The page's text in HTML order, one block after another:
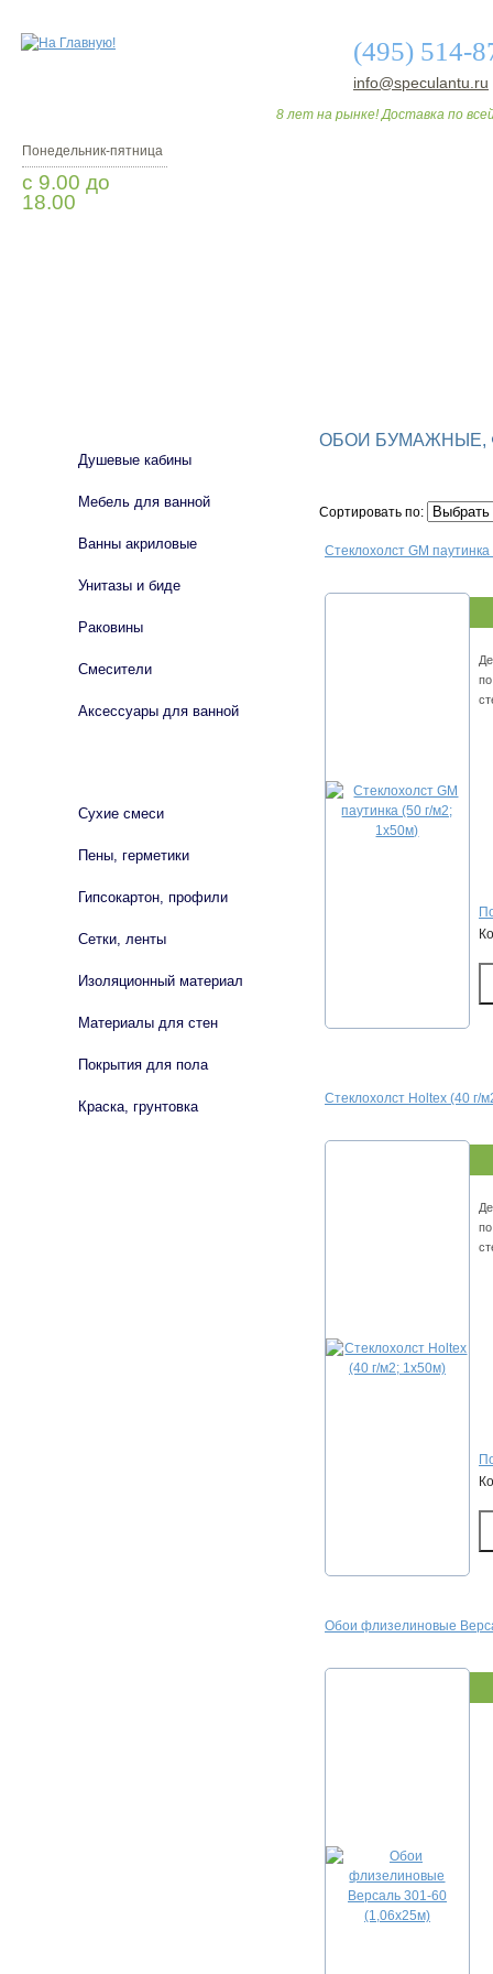
(495) 514-
info@speculantu.ru
8 лет на рынке! Доставка по
Понедельник-пятница
с 9.00 до
18.00
ОБОИ БУМАЖНЫЕ,
Сортировать по:
Стеклохолст GM
Стеклохолст Holtex (40 г/
Обои флизелиновые
Душевые кабины
Мебель для ванной
Ванны акриловые
Унитазы и биде
Раковины
Смесители
Аксессуары для ванной
Сухие смеси
Пены, герметики
Гипсокартон, профили
Сетки, ленты
Изоляционный материал
Материалы для стен
Покрытия для пола
Краска, грунтовка